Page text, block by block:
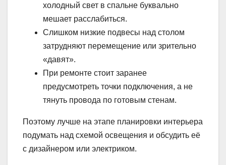
холодный свет в спальне буквально
мешает расслабиться.
Слишком низкие подвесы над столом
затрудняют перемещение или зрительно
«давят».
При ремонте стоит заранее
предусмотреть точки подключения, а не
тянуть провода по готовым стенам.
Поэтому лучше на этапе планировки интерьера
подумать над схемой освещения и обсудить её
с дизайнером или электриком.